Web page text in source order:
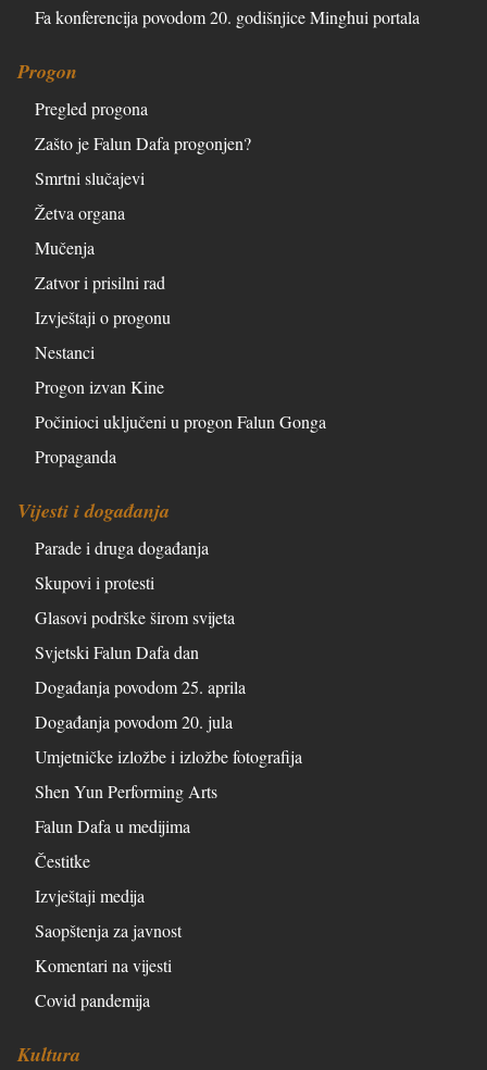
Fa konferencija povodom 20. godišnjice Minghui portala
Progon
Pregled progona
Zašto je Falun Dafa progonjen?
Smrtni slučajevi
Žetva organa
Mučenja
Zatvor i prisilni rad
Izvještaji o progonu
Nestanci
Progon izvan Kine
Počinioci uključeni u progon Falun Gonga
Propaganda
Vijesti i događanja
Parade i druga događanja
Skupovi i protesti
Glasovi podrške širom svijeta
Svjetski Falun Dafa dan
Događanja povodom 25. aprila
Događanja povodom 20. jula
Umjetničke izložbe i izložbe fotografija
Shen Yun Performing Arts
Falun Dafa u medijima
Čestitke
Izvještaji medija
Saopštenja za javnost
Komentari na vijesti
Covid pandemija
Kultura